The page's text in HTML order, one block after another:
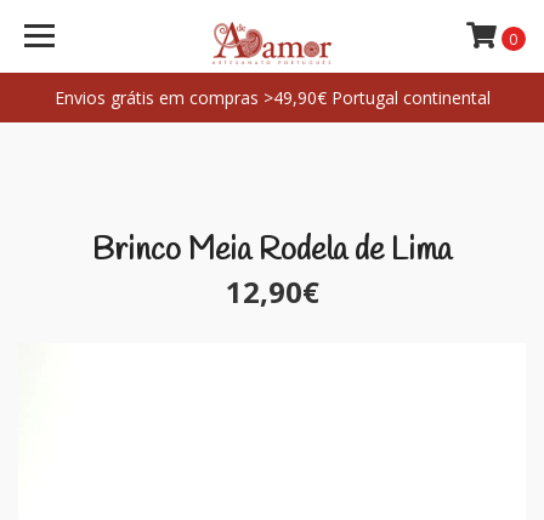
Envios grátis em compras >49,90€ Portugal continental
0
Brinco Meia Rodela de Lima
12,90€